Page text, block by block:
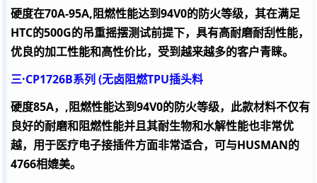
硬度在70A-95A,阻燃性能达到94V0的防火等级，其在满足
HTC的500G的吊重摇摆测试前提下，具有高耐磨耐刮性能，
优良的加工性能和高性价比，受到越来越多的客户青睐。
三·CP1726B系列 (无卤阻燃TPU插头料
硬度85A， ,阻燃性能达到94V0的防火等级，此款材料不仅有
良好的耐磨和阻燃性能并且其耐生物和水解性能也非常优
越，用于医疗电子接插件方面非常适合，可与HUSMAN的
4766相媲美。